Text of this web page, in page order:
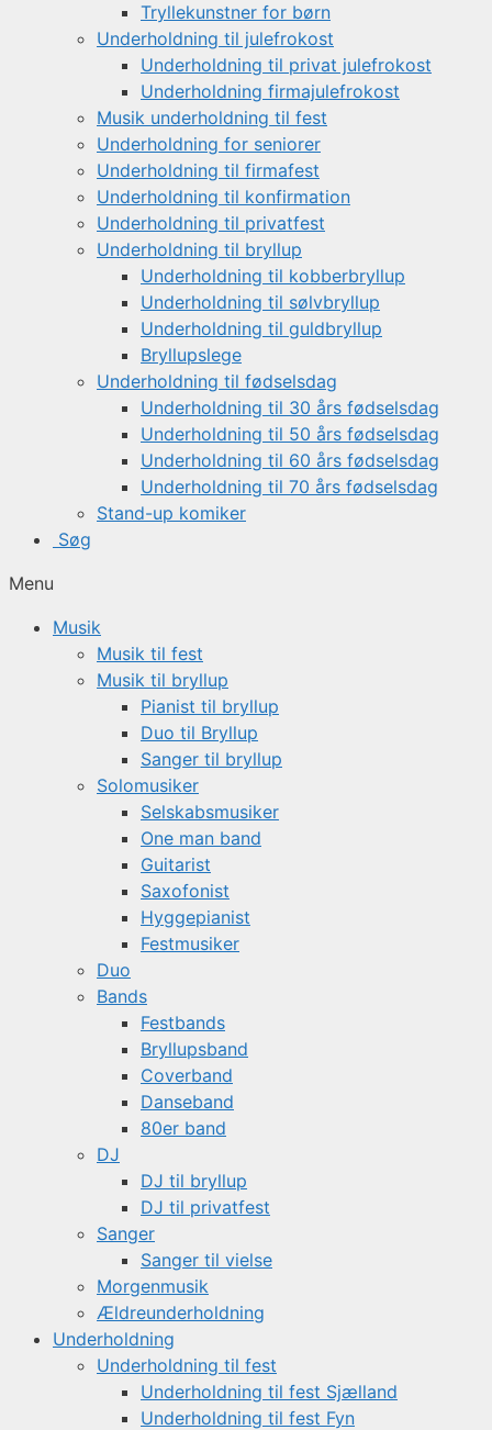
Tryllekunstner for børn
Underholdning til julefrokost
Underholdning til privat julefrokost
Underholdning firmajulefrokost
Musik underholdning til fest
Underholdning for seniorer
Underholdning til firmafest
Underholdning til konfirmation
Underholdning til privatfest
Underholdning til bryllup
Underholdning til kobberbryllup
Underholdning til sølvbryllup
Underholdning til guldbryllup
Bryllupslege
Underholdning til fødselsdag
Underholdning til 30 års fødselsdag
Underholdning til 50 års fødselsdag
Underholdning til 60 års fødselsdag
Underholdning til 70 års fødselsdag
Stand-up komiker
Søg
Menu
Musik
Musik til fest
Musik til bryllup
Pianist til bryllup
Duo til Bryllup
Sanger til bryllup
Solomusiker
Selskabsmusiker
One man band
Guitarist
Saxofonist
Hyggepianist
Festmusiker
Duo
Bands
Festbands
Bryllupsband
Coverband
Danseband
80er band
DJ
DJ til bryllup
DJ til privatfest
Sanger
Sanger til vielse
Morgenmusik
Ældreunderholdning
Underholdning
Underholdning til fest
Underholdning til fest Sjælland
Underholdning til fest Fyn